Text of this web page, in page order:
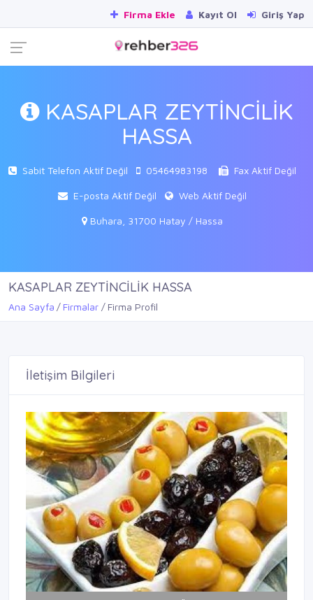
Firma Ekle Kayıt Ol Giriş Yap
KASAPLAR ZEYTİNCİLİK
HASSA
Sabit Telefon Aktif Değil 05464983198 Fax Aktif Değil
E-posta Aktif Değil Web Aktif Değil
Buhara, 31700 Hatay / Hassa
KASAPLAR ZEYTİNCİLİK HASSA
Ana Sayfa Firmalar Firma Profil
İletişim Bilgileri